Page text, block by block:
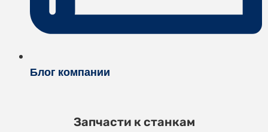
Блог компании
Запчасти к станкам